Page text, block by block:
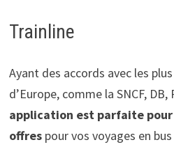
Trainline
Ayant des accords avec les
d’Europe, comme la SNCF,
application est parfaite
offrespour vos voyages en